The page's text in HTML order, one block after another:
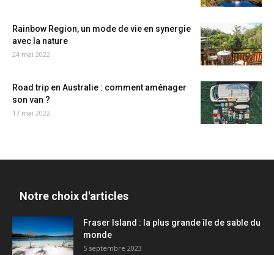
Rainbow Region, un mode de vie en synergie
avec la nature
24 mai 2022
Road trip en Australie : comment aménager
son van ?
17 mai 2022
Notre choix d'articles
Fraser Island : la plus grande île de sable du
monde
5 septembre 2023